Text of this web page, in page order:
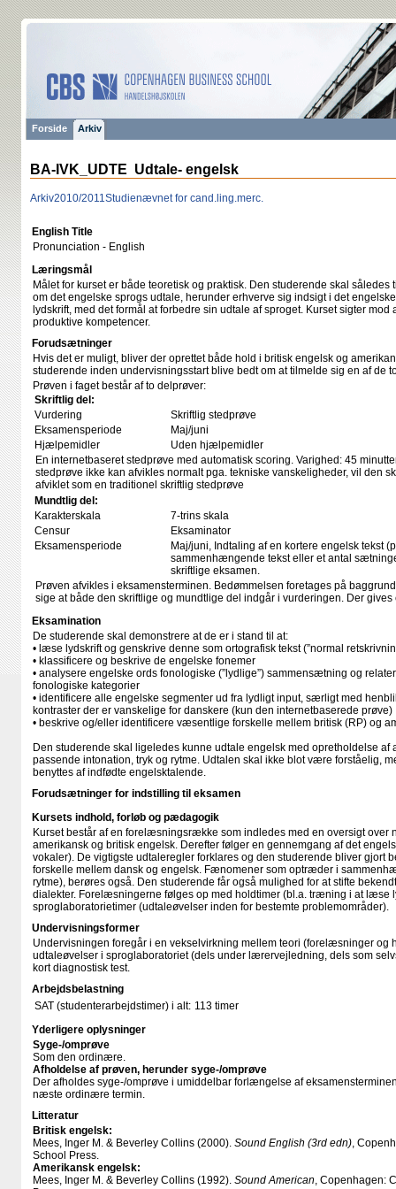
Forside Arkiv
BA-IVK_UDTE Udtale- engelsk
Arkiv2010/2011Studienævnet for cand.ling.merc.
English Title
Pronunciation - English
Læringsmål
Målet for kurset er både teoretisk og praktisk. Den studerende skal
om det engelske sprogs udtale, herunder erhverve sig indsigt i det
lydskrift, med det formål at forbedre sin udtale af sproget. Kurset sigter
produktive kompetencer.
Forudsætninger
Hvis det er muligt, bliver der oprettet både hold i britisk engelsk og
studerende inden undervisningsstart blive bedt om at tilmelde sig en af de
Prøven i faget består af to delprøver:
Skriftlig del:
Vurdering
Skriftlig stedprøve
Eksamensperiode
Maj/juni
Hjælpemidler
Uden hjælpemidler
En internetbaseret stedprøve med automatisk scoring. Varighed: 45
stedprøve ikke kan afvikles normalt pga. tekniske vanskeligheder, vil den
afviklet som en traditionel skriftlig stedprøve
Mundtlig del:
Karakterskala
7-trins skala
Censur
Eksaminator
Eksamensperiode
Maj/juni, Indtaling af en kortere engelsk tekst
sammenhængende tekst eller et antal
skriftlige eksamen.
Prøven afvikles i eksamensterminen. Bedømmelsen foretages på
sige at både den skriftlige og mundtlige del indgår i vurderingen. Der gives
Eksamination
De studerende skal demonstrere at de er i stand til at:
• læse lydskrift og genskrive denne som ortografisk tekst (”normal
• klassificere og beskrive de engelske fonemer
• analysere engelske ords fonologiske (”lydlige”) sammensætning og
fonologiske kategorier
• identificere alle engelske segmenter ud fra lydligt input, særligt med
kontraster der er vanskelige for danskere (kun den internetbaserede prøve)
• beskrive og/eller identificere væsentlige forskelle mellem britisk (RP) og
Den studerende skal ligeledes kunne udtale engelsk med opretholdelse af
passende intonation, tryk og rytme. Udtalen skal ikke blot være forståelig,
benyttes af indfødte engelsktalende.
Forudsætninger for indstilling til eksamen
Kursets indhold, forløb og pædagogik
Kurset består af en forelæsningsrække som indledes med en oversigt over
amerikansk og britisk engelsk. Derefter følger en gennemgang af det
vokaler). De vigtigste udtaleregler forklares og den studerende bliver gjort
forskelle mellem dansk og engelsk. Fænomener som optræder i
rytme), berøres også. Den studerende får også mulighed for at stifte
dialekter. Forelæsningerne følges op med holdtimer (bl.a. træning i at læse
sproglaboratorietimer (udtaleøvelser inden for bestemte problemområder).
Undervisningsformer
Undervisningen foregår i en vekselvirkning mellem teori (forelæsninger og
udtaleøvelser i sproglaboratoriet (dels under lærervejledning, dels som
kort diagnostisk test.
Arbejdsbelastning
SAT (studenterarbejdstimer) i alt: 113 timer
Yderligere oplysninger
Syge-/omprøve
Som den ordinære.
Afholdelse af prøven, herunder syge-/omprøve
Der afholdes syge-/omprøve i umiddelbar forlængelse af
næste ordinære termin.
Litteratur
Britisk engelsk:
Mees, Inger M. & Beverley Collins (2000). Sound English (3rd edn),
School Press.
Amerikansk engelsk:
Mees, Inger M. & Beverley Collins (1992). Sound American, Copenhagen: